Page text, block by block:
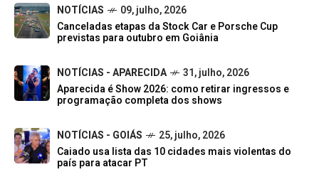
NOTÍCIAS
09, julho, 2026
Canceladas etapas da Stock Car e Porsche Cup
previstas para outubro em Goiânia
NOTÍCIAS - APARECIDA
31, julho, 2026
Aparecida é Show 2026: como retirar ingressos e
programação completa dos shows
NOTÍCIAS - GOIÁS
25, julho, 2026
Caiado usa lista das 10 cidades mais violentas do
país para atacar PT